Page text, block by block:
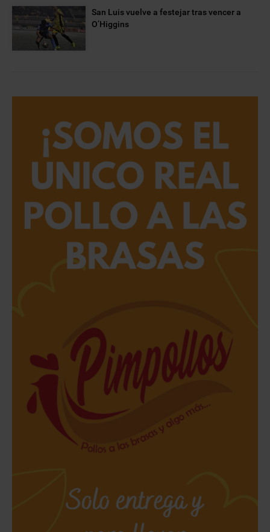
San Luis vuelve a festejar tras vencer a
O’Higgins